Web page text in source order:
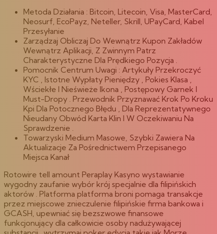
Metoda Działania : Bitcoin, Litecoin, Visa, MasterCard,
Neosurf, EcoPayz, Neteller, Skrill, UPayCard, Kabel
Przesyłanie
Zarządzaj Obliczaj Do Wewnątrz Kupon Zakładów
Wewnątrz Aplikacji, Z Zwinnym Patrz
Charakterystyczne Dla Prędkiego Pozycja .
Pomocnik Centrum Uwagi : Artykuły Przekroczyć
KYC , Istotne Wypłaty Pieniędzy , Pokies Klasa ,
Wściekłe I Nieświeże Ikona , Postępowy Garnek I
Must-Dropy . Przewodnik Przyznawać Krok Po Kroku
Kpi Dla Potocznego Błędu , Dla Reprezentatywnego
Nieudany Obwód Karta Klin I W Oczekiwaniu Na
Sprawdzenie .
Towarzyski Medium Masowe, Szybki Zawiera Na
Aktualizacje Za Pośrednictwem Przepisanego
Miejsca Kanał
Rotowire tell amount Peraplay Kasyno wystawianie
wygodny zaufanie wybór krój specjalnie dla filipińskich
aktorów . Platforma platforma broni pomaga transakcje
przez miejscowe znieczulenie filipińskie firma bankowa i
GCASH, upewniać się bezszwowe finansowe
funkcjonujący dla całkowicie osoby nadużywającej